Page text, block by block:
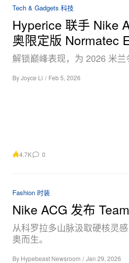
Tech & Gadgets 科技
Hyperice 联手 Nike
奥限定版 Normatec
解锁巅峰表现，为 2026 米兰
ByJoyce Li / Feb 5, 2026
4.7K 0
Fashion 时装
Nike ACG 发布
从科罗拉多山脉汲取硬核灵
奥而生。
By Hypebeast Newsroom / Jan 29, 2026